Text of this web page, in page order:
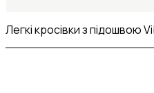
Легкі кросівки з підошвою